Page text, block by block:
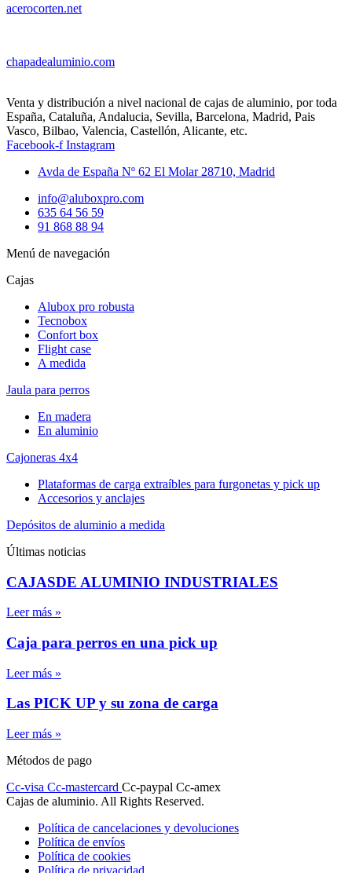
acerocorten.net
chapadealuminio.com
Venta y distribución a nivel nacional de cajas de aluminio, por toda
España, Cataluña, Andalucia, Sevilla, Barcelona, Madrid, Pais
Vasco, Bilbao, Valencia, Castellón, Alicante, etc.
Facebook-f Instagram
Avda de España Nº 62 El Molar 28710, Madrid
info@aluboxpro.com
635 64 56 59
91 868 88 94
Menú de navegación
Cajas
Alubox pro robusta
Tecnobox
Confort box
Flight case
A medida
Jaula para perros
En madera
En aluminio
Cajoneras 4x4
Plataformas de carga extraíbles para furgonetas y pick up
Accesorios y anclajes
Depósitos de aluminio a medida
Últimas noticias
CAJASDE ALUMINIO INDUSTRIALES
Leer más »
Caja para perros en una pick up
Leer más »
Las PICK UP y su zona de carga
Leer más »
Métodos de pago
Cc-visa Cc-mastercard Cc-paypal Cc-amex
Cajas de aluminio. All Rights Reserved.
Política de cancelaciones y devoluciones
Política de envíos
Política de cookies
Política de privacidad